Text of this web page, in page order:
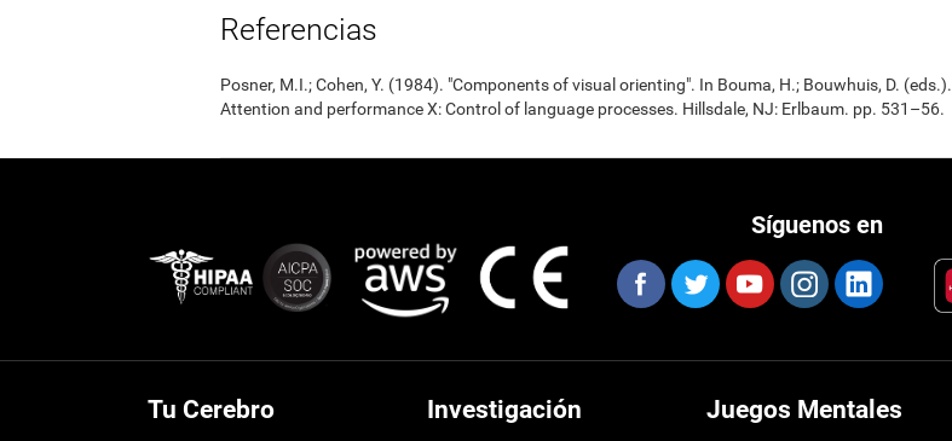
Referencias
Posner, M.I.; Cohen, Y. (1984). "Components of visual orienting". In Bouma, H.; Bouwhuis, D. (eds.).
Attention and performance X: Control of language processes. Hillsdale, NJ: Erlbaum. pp. 531–56.
Síguenos en
Tu Cerebro Investigación Juegos Mentales